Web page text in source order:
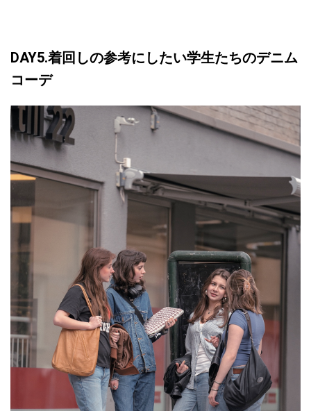
DAY5.着回しの参考にしたい学生たちのデニム
コーデ